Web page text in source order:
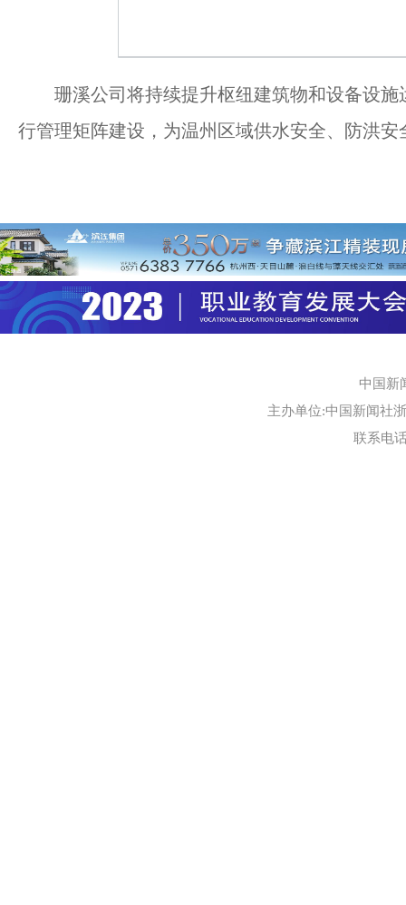
珊溪公司将持续提升枢纽建筑物和设备设施
行管理矩阵建设，为温州区域供水安全、防洪
中国新
主办单位:中国新闻社
联系电